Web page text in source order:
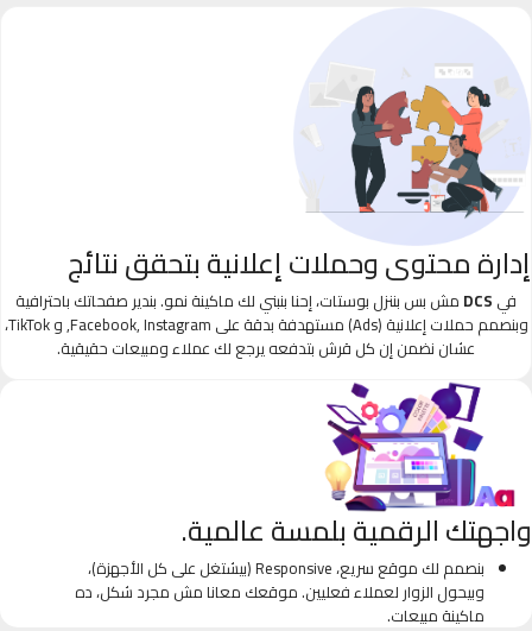
إدارة محتوى وحملات إعلانية بتحقق نتائج
في DCS مش بس بننزل بوستات، إحنا بنبني لك ماكينة نمو. بندير صفحاتك باحترافية
وبنصمم حملات إعلانية (Ads) مستهدفة بدقة على Facebook, Instagram, و TikTok،
عشان نضمن إن كل قرش بتدفعه يرجع لك عملاء ومبيعات حقيقية.
واجهتك الرقمية بلمسة عالمية.
بنصمم لك موقع سريع، Responsive (بيشتغل على كل الأجهزة)،
وبيحول الزوار لعملاء فعليين. موقعك معانا مش مجرد شكل، ده
ماكينة مبيعات.